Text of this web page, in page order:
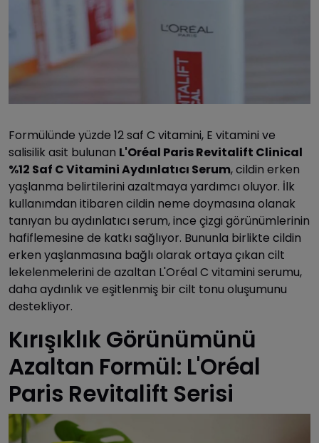
Formülünde yüzde 12 saf C vitamini, E vitamini ve
salisilik asit bulunan L'Oréal Paris Revitalift Clinical
%12 Saf C Vitamini Aydınlatıcı Serum, cildin erken
yaşlanma belirtilerini azaltmaya yardımcı oluyor. İlk
kullanımdan itibaren cildin neme doymasına olanak
tanıyan bu aydınlatıcı serum, ince çizgi görünümlerinin
hafiflemesine de katkı sağlıyor. Bununla birlikte cildin
erken yaşlanmasına bağlı olarak ortaya çıkan cilt
lekelenmelerini de azaltan L'Oréal C vitamini serumu,
daha aydınlık ve eşitlenmiş bir cilt tonu oluşumunu
destekliyor.
Kırışıklık Görünümünü
Azaltan Formül: L'Oréal
Paris Revitalift Serisi